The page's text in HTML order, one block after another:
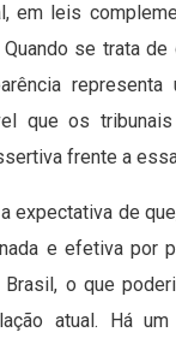
em leis
se trata de
representa
que os
frente a
expectativa de
e efetiva por
o que
atual. Há